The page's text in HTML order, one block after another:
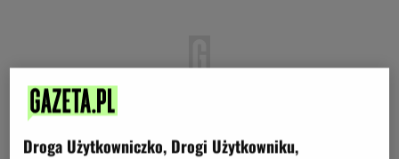
Droga Użytkowniczko, Drogi Użytkowniku,